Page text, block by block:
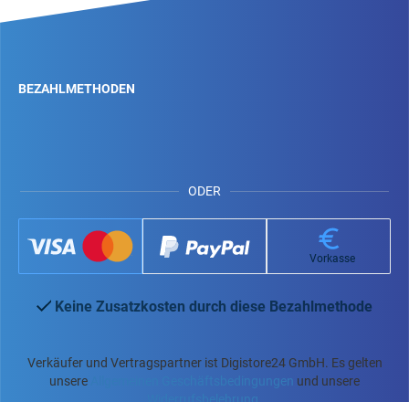
ODER
BEZAHLMETHODEN
Vorkasse
Keine Zusatzkosten durch diese Bezahlmethode
Verkäufer und Vertragspartner ist Digistore24 GmbH. Es gelten
unsere
Allgemeinen Geschäftsbedingungen und unsere